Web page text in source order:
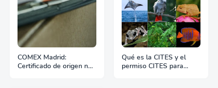
COMEX Madrid:
Certificado de origen no
Qué es la CITES y el
permiso CITES para